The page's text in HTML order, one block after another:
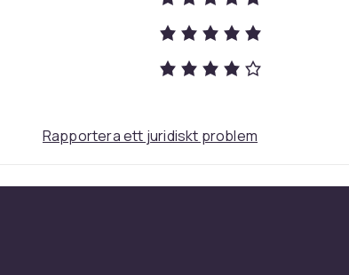
Rapportera ett juridiskt problem